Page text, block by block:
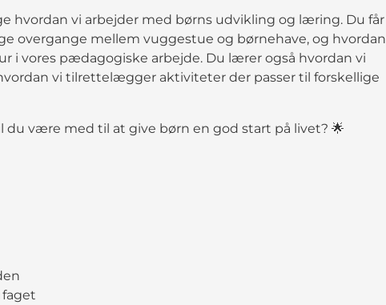
hvordan vi arbejder med børns udvikling og læring. Du får
overgange mellem vuggestue og børnehave, og hvordan
i vores pædagogiske arbejde. Du lærer også hvordan vi
vi tilrettelægger aktiviteter der passer til forskellige
du være med til at give børn en god start på livet? 🌟